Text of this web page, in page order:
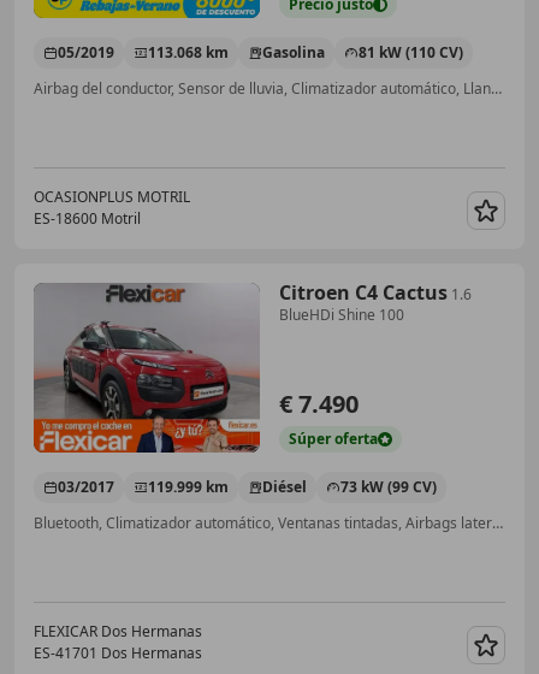
05/2019 113.068 km Gasolina
81 kW (110 CV)
Airbag del conductor, Sensor de lluvia, Climatizador automático, Llantas de aleación, ESP, ABS, Ventanas tintadas, Airbags laterales
OCASIONPLUS MOTRIL
ES-18600 Motril
Citroen C4 Cactus 1.6
BlueHDi Shine 100
€ 7.490
Súperoferta
03/2017 119.999 km Diésel
73 kW (99 CV)
Bluetooth, Climatizador automático, Ventanas tintadas, Airbags laterales, Manos libres, CD, Airbag acompañante
FLEXICAR Dos Hermanas
ES-41701 Dos Hermanas